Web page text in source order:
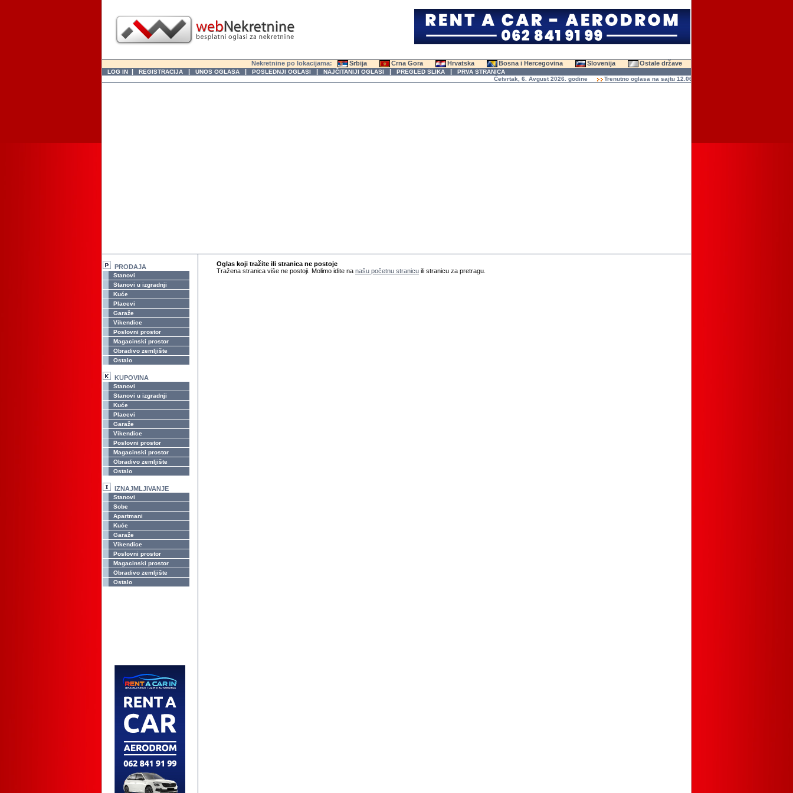
Nekretnine po lokacijama: Srbija Crna Gora Hrvatska Bosna i Hercegovina Slovenija Ostale države
LOG IN | REGISTRACIJA | UNOS OGLASA | POSLEDNJI OGLASI | NAJČITANIJI OGLASI | PREGLED SLIKA | PRVA STRANICA
Četvrtak, 6. Avgust 2026. godine
Trenutno oglasa na sajtu 12.066 (47.616 slika)
PRODAJA
Stanovi
Stanovi u izgradnji
Kuće
Placevi
Garaže
Vikendice
Poslovni prostor
Magacinski prostor
Obradivo zemljište
Ostalo
KUPOVINA
Stanovi
Stanovi u izgradnji
Kuće
Placevi
Garaže
Vikendice
Poslovni prostor
Magacinski prostor
Obradivo zemljište
Ostalo
IZNAJMLJIVANJE
Stanovi
Sobe
Apartmani
Kuće
Garaže
Vikendice
Poslovni prostor
Magacinski prostor
Obradivo zemljište
Ostalo
Oglas koji tražite ili stranica ne postoje
Tražena stranica više ne postoji. Molimo idite na našu početnu stranicu ili stranicu za pretragu.